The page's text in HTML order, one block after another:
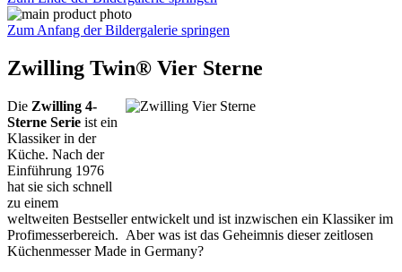
Zum Anfang der Bildergalerie springen
Zwilling Twin® Vier Sterne
Die Zwilling 4-
Sterne Serie ist ein
Klassiker in der
Küche. Nach der
Einführung 1976
hat sie sich schnell
zu einem
weltweiten Bestseller entwickelt und ist inzwischen ein Klassiker im
Profimesserbereich. Aber was ist das Geheimnis dieser zeitlosen
Küchenmesser Made in Germany?